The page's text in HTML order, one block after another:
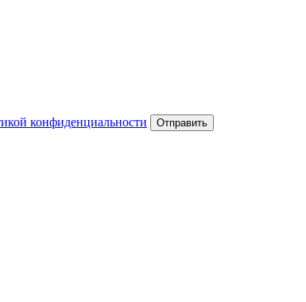
конфиденциальности Отправить